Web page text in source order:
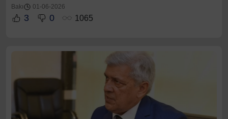
Bakı 01-06-2026
3 0 1065